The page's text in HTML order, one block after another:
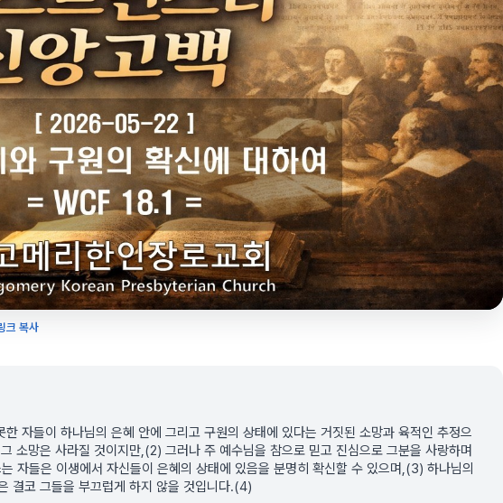
크 복사
자들이 하나님의 은혜 안에 그리고 구원의 상태에 있다는 거짓된 소망과 육적인 추정으
소망은 사라질 것이지만,(2) 그러나 주 예수님을 참으로 믿고 진심으로 그분을 사랑하며
자들은 이생에서 자신들이 은혜의 상태에 있음을 분명히 확신할 수 있으며,(3) 하나님의
결코 그들을 부끄럽게 하지 않을 것입니다.(4)